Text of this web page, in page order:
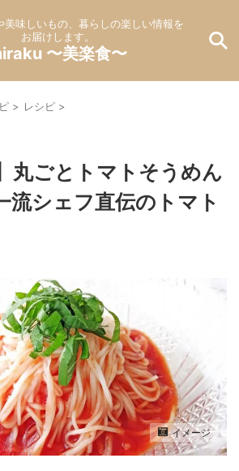
美味しいもの、暮らしの楽しい情報を
お届けします。
〜美楽食〜
> レシピ >
丸ごとトマトそうめん
流シェフ直伝のトマト
イメージ